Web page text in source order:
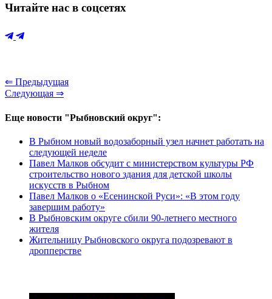
Читайте нас в соцсетях
⇐ Предыдущая
Следующая ⇒
Еще новости "Рыбновский округ":
В Рыбном новый водозаборный узел начнет работать на
следующей неделе
Павел Малков обсудит с министерством культуры РФ
строительство нового здания для детской школы
искусств в Рыбном
Павел Малков о «Есенинской Руси»: «В этом году
завершим работу»
В Рыбновским округе сбили 90-летнего местного
жителя
Жительницу Рыбновского округа подозревают в
дропперстве